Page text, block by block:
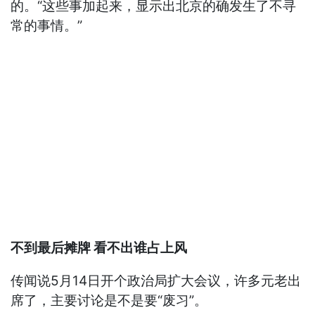
的。“这些事加起来，显示出北京的确发生了不寻
常的事情。”
不到最后摊牌 看不出谁占上风
传闻说5月14日开个政治局扩大会议，许多元老出
席了，主要讨论是不是要“废习”。